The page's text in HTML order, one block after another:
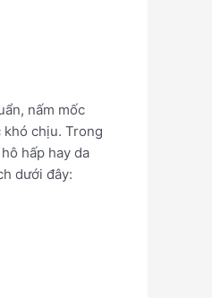
nấm mốc
chịu. Trong
hấp hay da
dưới đây: